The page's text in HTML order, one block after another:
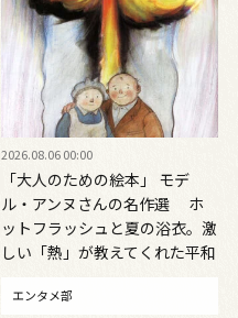
2026.08.06 00:00
「大人のための絵本」 モデ
ル・アンヌさんの名作選 ホ
ットフラッシュと夏の浴衣。激
しい「熱」が教えてくれた平和
『やばっ！』～vol.47
エンタメ部